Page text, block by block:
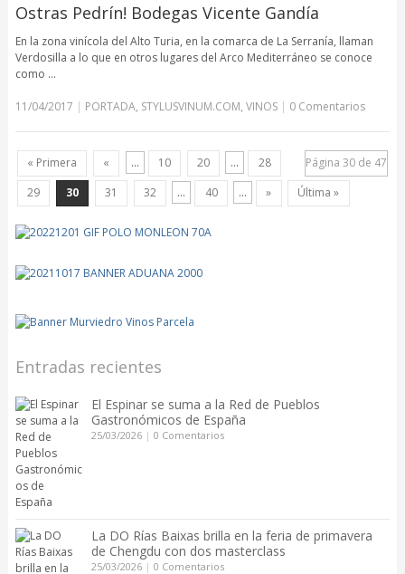
Ostras Pedrín! Bodegas Vicente Gandía
En la zona vinícola del Alto Turia, en la comarca de La Serranía, llaman
Verdosilla a lo que en otros lugares del Arco Mediterráneo se conoce
como …
11/04/2017 | PORTADA, STYLUSVINUM.COM, VINOS | 0 Comentarios
Página 30 de 47
« Primera « ... 10 20 ...
28
29
30 31 32 ... 40 ... » Última »
Entradas recientes
El Espinar se suma a la Red de Pueblos
Gastronómicos de España
25/03/2026| 0 Comentarios
La DO Rías Baixas brilla en la feria de primavera
de Chengdu con dos masterclass
25/03/2026| 0 Comentarios